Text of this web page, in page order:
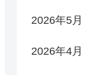
2026年5月
2026年4月